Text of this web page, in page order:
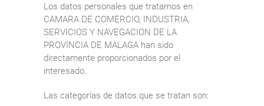
Los datos personales que tratamos en
CAMARA DE COMERCIO, INDUSTRIA,
SERVICIOS Y NAVEGACION DE LA
PROVINCIA DE MALAGA han sido
directamente proporcionados por el
interesado.
Las categorías de datos que se tratan son: